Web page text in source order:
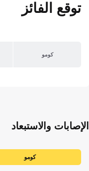
توقع الفائز
كومو
الإصابات والاستبعاد
كومو